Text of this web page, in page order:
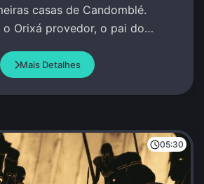
casas de Candomblé.
o Orixá provedor, o pai do
Mais Detalhes
05:30